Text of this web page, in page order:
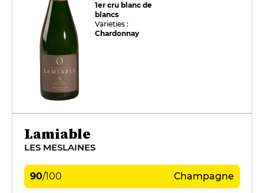
1er cru blanc de
blancs
Varieties :
Chardonnay
Lamiable
LES MESLAINES
90/100 Champagne